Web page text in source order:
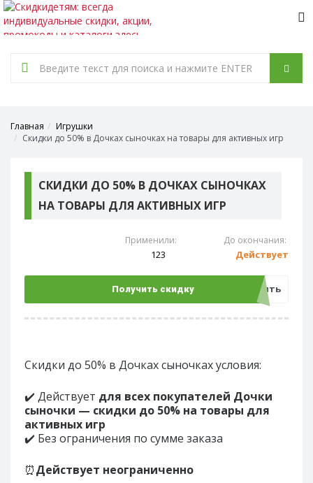
Главная
Игрушки
Скидки до 50% в Дочках сыночках на товары для активных игр
СКИДКИ ДО 50% В ДОЧКАХ СЫНОЧКАХ
НА ТОВАРЫ ДЛЯ АКТИВНЫХ ИГР
Применили:
123
До окончания:
Действует
Получить скидку Открыть
Скидки до 50% в Дочках сыночках условия:
✔️ Действует для всех покупателей Дочки
сыночки — скидки до 50% на товары для
активных игр
✔️ Без ограничения по сумме заказа
⏰Действует неограниченно